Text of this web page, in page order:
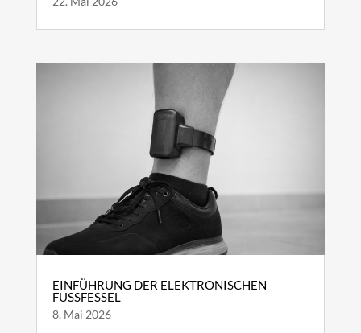
EINFÜHRUNG DER ELEKTRONISCHEN
FUSSFESSEL
8. Mai 2026